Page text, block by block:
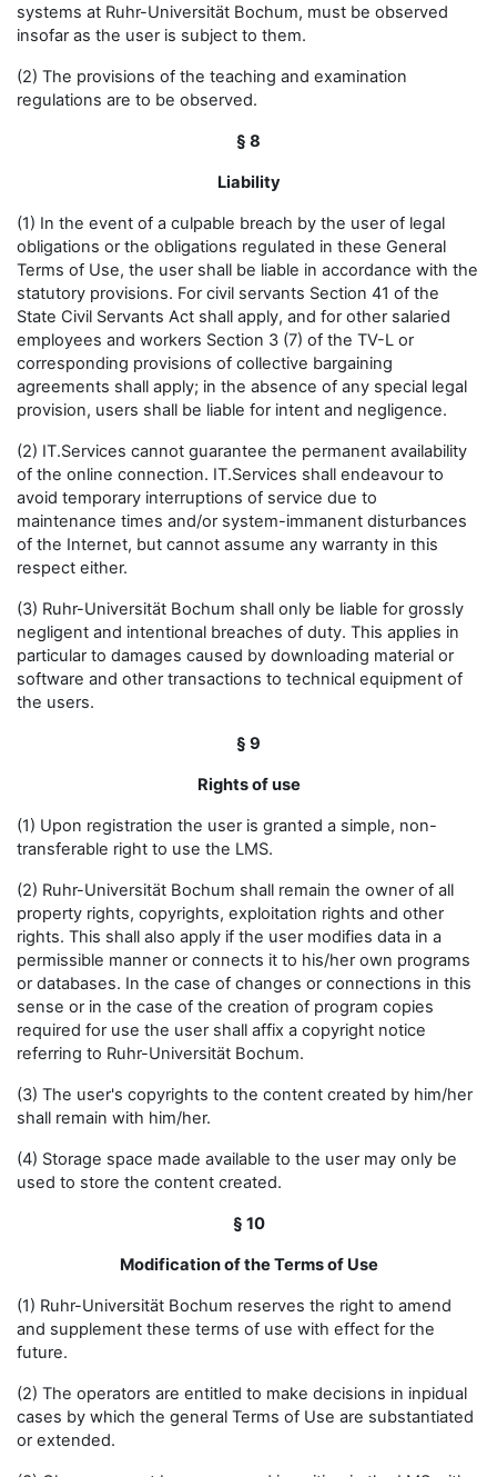
systems at Ruhr-Universität Bochum, must be observed
insofar as the user is subject to them.
(2) The provisions of the teaching and examination
regulations are to be observed.
§ 8
Liability
(1) In the event of a culpable breach by the user of legal
obligations or the obligations regulated in these General
Terms of Use, the user shall be liable in accordance with the
statutory provisions. For civil servants Section 41 of the
State Civil Servants Act shall apply, and for other salaried
employees and workers Section 3 (7) of the TV-L or
corresponding provisions of collective bargaining
agreements shall apply; in the absence of any special legal
provision, users shall be liable for intent and negligence.
(2) IT.Services cannot guarantee the permanent availability
of the online connection. IT.Services shall endeavour to
avoid temporary interruptions of service due to
maintenance times and/or system-immanent disturbances
of the Internet, but cannot assume any warranty in this
respect either.
(3) Ruhr-Universität Bochum shall only be liable for grossly
negligent and intentional breaches of duty. This applies in
particular to damages caused by downloading material or
software and other transactions to technical equipment of
the users.
§ 9
Rights of use
(1) Upon registration the user is granted a simple, non-
transferable right to use the LMS.
(2) Ruhr-Universität Bochum shall remain the owner of all
property rights, copyrights, exploitation rights and other
rights. This shall also apply if the user modifies data in a
permissible manner or connects it to his/her own programs
or databases. In the case of changes or connections in this
sense or in the case of the creation of program copies
required for use the user shall affix a copyright notice
referring to Ruhr-Universität Bochum.
(3) The user's copyrights to the content created by him/her
shall remain with him/her.
(4) Storage space made available to the user may only be
used to store the content created.
§ 10
Modification of the Terms of Use
(1) Ruhr-Universität Bochum reserves the right to amend
and supplement these terms of use with effect for the
future.
(2) The operators are entitled to make decisions in inpidual
cases by which the general Terms of Use are substantiated
or extended.